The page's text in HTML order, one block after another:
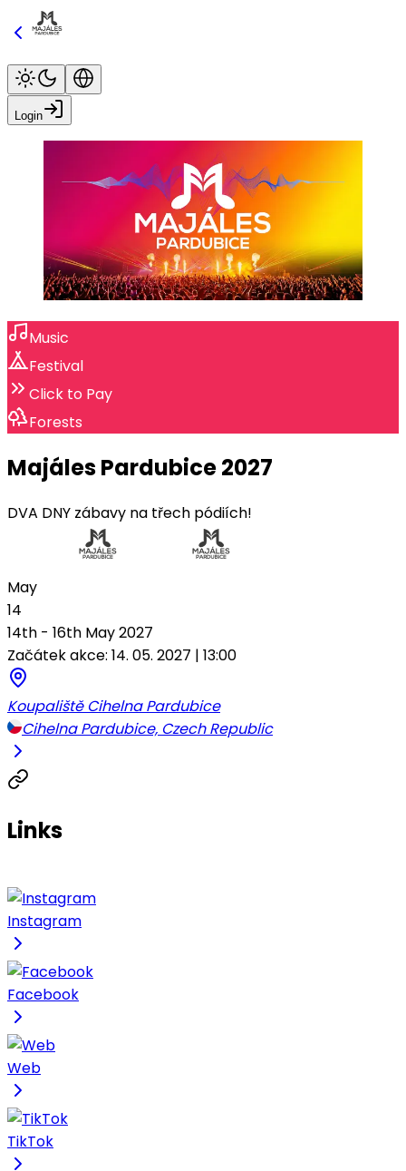
Login
Music
Festival
Click to Pay
Forests
Majáles Pardubice 2027
DVA DNY zábavy na třech pódiích!
May
14
14th - 16th May 2027
Začátek akce: 14. 05. 2027 | 13:00
Koupaliště Cihelna Pardubice
Cihelna Pardubice, Czech Republic
Links
Instagram
Facebook
Web
TikTok